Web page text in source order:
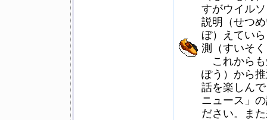
すがウイル
説明（せつ
ぼ）えてい
測（すいそ
これからも
ぽう）から
話を楽しん
ニュース」
ださい。ま